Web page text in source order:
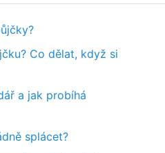
Co dělat, když si
a jak probíhá
splácet?